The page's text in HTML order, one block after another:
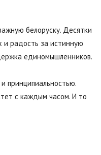
белоруску. Десятки
и радость за истинную
единомышленников.
принципиальностью.
с каждым часом. И то